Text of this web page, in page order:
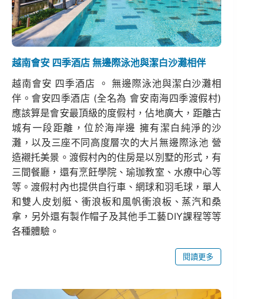
越南會安 四季酒店 無邊際泳池與潔白沙灘相伴
越南會安 四季酒店 。 無邊際泳池與潔白沙灘相
伴。會安四季酒店 (全名為 會安南海四季渡假村)
應該算是會安最頂級的度假村，佔地廣大，距離古
城有一段距離，位於海岸邊 擁有潔白純淨的沙
灘，以及三座不同高度層次的大片無邊際泳池 營
造襯托美景。渡假村內的住房是以別墅的形式，有
三間餐廳，還有烹飪學院、瑜珈教室、水療中心等
等。渡假村內也提供自行車、網球和羽毛球，單人
和雙人皮划艇、衝浪板和風帆衝浪板、蒸汽和桑
拿，另外還有製作帽子及其他手工藝DIY課程等等
各種體驗。
閱讀更多